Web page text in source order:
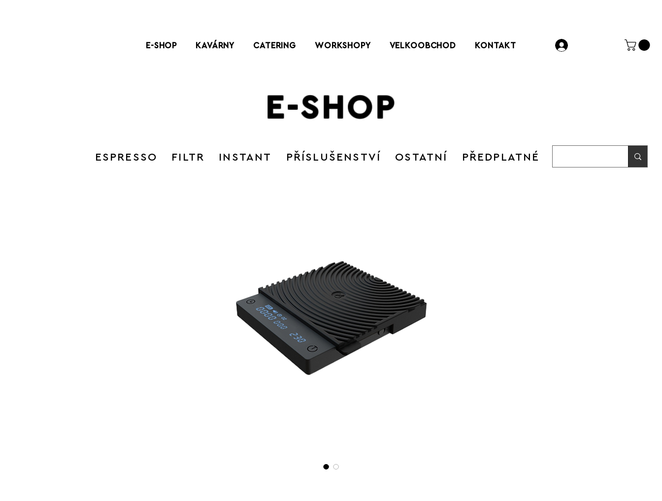
E-SHOP KAVÁRNY CATERING WORKSHOPY VELKOOBCHOD KONTAKT
E-SHOP
ESPRESSO FILTR INSTANT PŘÍSLUŠENSTVÍ OSTATNÍ PŘEDPLATNÉ